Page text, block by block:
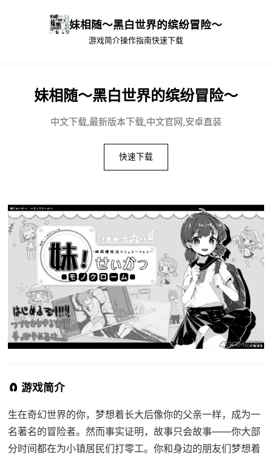
妹相随～黑白世界的缤纷冒险～
游戏简介操作指南快速下载
妹相随～黑白世界的缤纷冒险～
中文下载,最新版本下载,中文官网,安卓直装
快速下载
🧲 游戏简介
生在奇幻世界的你，梦想着长大后像你的父亲一样，成为一
名著名的冒险者。然而事实证明，故事只会故事——你大部
分时间都在为小镇居民们打零工。你和身边的朋友们梦想着